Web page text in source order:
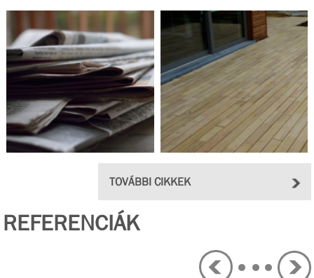
TOVÁBBI CIKKEK
REFERENCIÁK